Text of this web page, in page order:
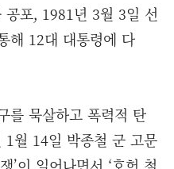
포, 1981년 3월 3일 선
해 12대 대통령에 다
를 묵살하고 폭력적 탄
월 14일 박종철 군 고문